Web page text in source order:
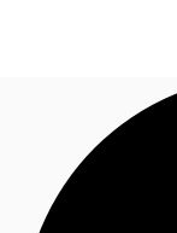
オフィス・
倉庫・物流
お電話